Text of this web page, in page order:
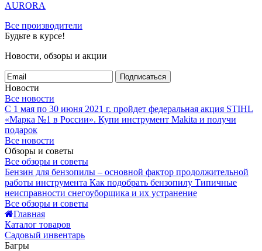
AURORA
Все производители
Будьте в курсе!
Новости, обзоры и акции
Подписаться
Новости
Все новости
С 1 мая по 30 июня 2021 г. пройдет федеральная акция STIHL
«Марка №1 в России». Купи инструмент Makita и получи
подарок
Все новости
Обзоры и советы
Все обзоры и советы
Бензин для бензопилы – основной фактор продолжительной
работы инструмента Как подобрать бензопилу Типичные
неисправности снегоуборщика и их устранение
Все обзоры и советы
Главная
Каталог товаров
Садовый инвентарь
Багры